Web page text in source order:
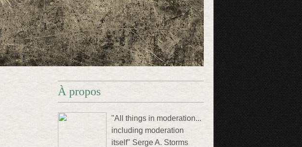
À propos
"All things in moderation...
including moderation
itself" Serge A. Storms